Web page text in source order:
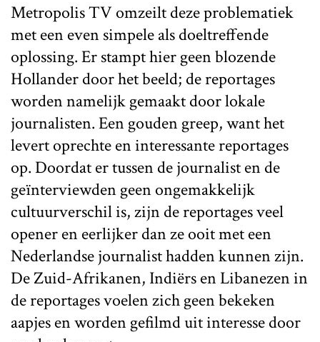
Metropolis TV omzeilt deze problematiek
met een even simpele als doeltreffende
oplossing. Er stampt hier geen blozende
Hollander door het beeld; de reportages
worden namelijk gemaakt door lokale
journalisten. Een gouden greep, want het
levert oprechte en interessante reportages
op. Doordat er tussen de journalist en de
geïnterviewden geen ongemakkelijk
cultuurverschil is, zijn de reportages veel
opener en eerlijker dan ze ooit met een
Nederlandse journalist hadden kunnen zijn.
De Zuid-Afrikanen, Indiërs en Libanezen in
de reportages voelen zich geen bekeken
aapjes en worden gefilmd uit interesse door